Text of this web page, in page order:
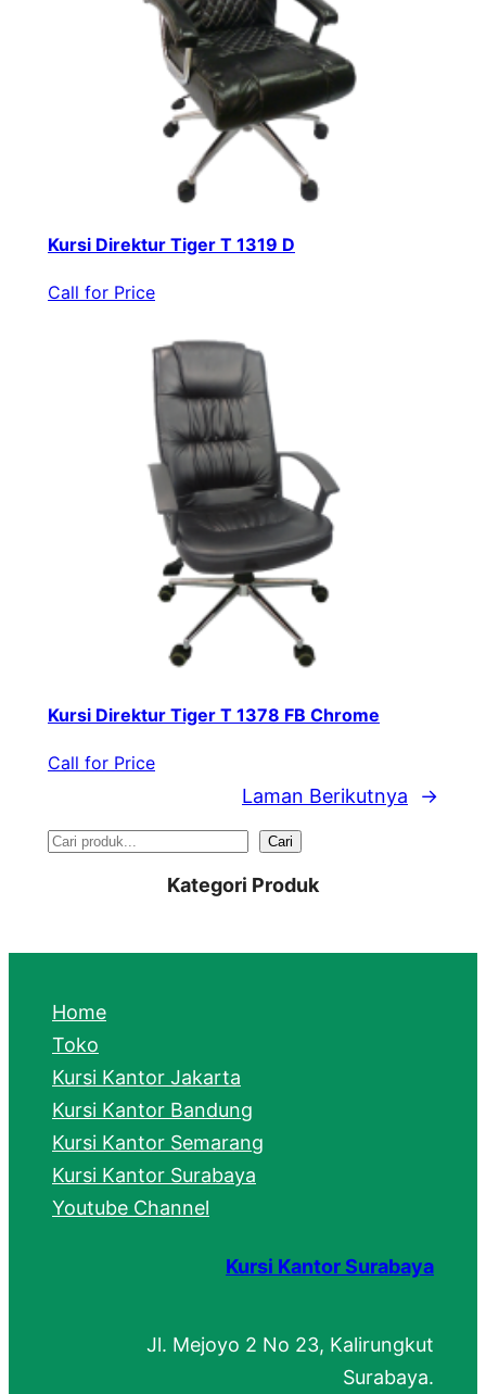
Kursi Direktur Tiger T 1319 D
Call for Price
Kursi Direktur Tiger T 1378 FB Chrome
Call for Price
Laman Berikutnya →
S
r
h
Cari
Kategori Produk
Home
Toko
Kursi Kantor Jakarta
Kursi Kantor Bandung
Kursi Kantor Semarang
Kursi Kantor Surabaya
Youtube Channel
Kursi Kantor Surabaya
Jl. Mejoyo 2 No 23, Kalirungkut
Surabaya.